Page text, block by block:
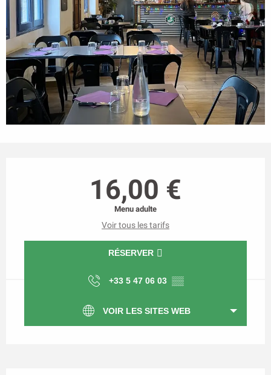
16,00 €
Menu adulte
Voir tous les tarifs
RÉSERVER
+33 5 47 06 03 ▒▒
VOIR LES SITES WEB